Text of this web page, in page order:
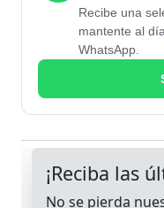
Recibe una
mantente al
WhatsApp.